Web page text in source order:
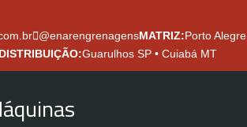
@enarengrenagensMATRIZ:Porto
Guarulhos SP • Cuiabá MT